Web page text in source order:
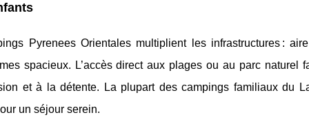
Pyrenees Orientales multiplient les infrastructures :
spacieux. L’accès direct aux plages ou au parc naturel
et à la détente. La plupart des campings familiaux du
un séjour serein.